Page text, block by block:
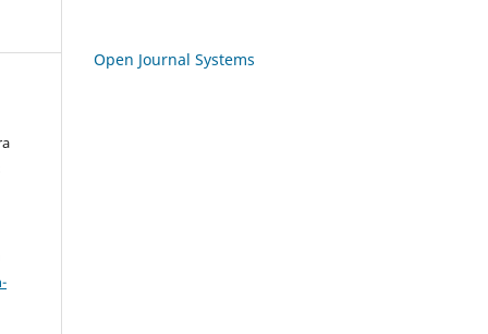
Open Journal Systems